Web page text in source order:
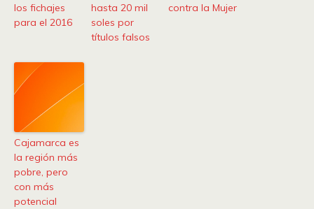
los fichajes
para el 2016
hasta 20 mil
soles por
títulos falsos
contra la Mujer
Cajamarca es
la región más
pobre, pero
con más
potencial